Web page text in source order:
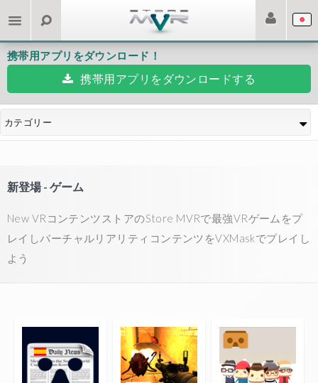
携帯用アプリをダウンロード！
携帯用アプリをダウンロードする
カテゴリー
新登場 - ゲーム
New VRコンテンツストアのStore MVRで最強VRゲームをプ
レイしバーチャルリアリティコンテンツをVXMaskでプレイし
よう